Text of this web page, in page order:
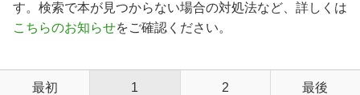
す。検索で本が見つからない場合の対処法など、詳しくは
こちらのお知らせをご確認ください。
最初 1 2 最後